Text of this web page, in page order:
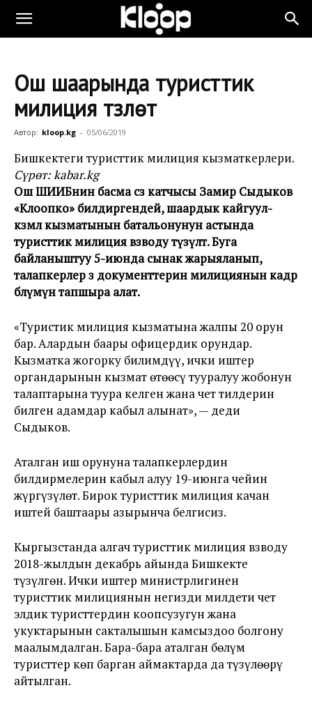
Ош шаарында туристтик
милиция түзүлөт
Автор: kloop.kg - 05/06/2019
Бишкектеги туристтик милиция кызматкерлери.
Сүрөт: kabar.kg
Ош ШИИБнин басма сөз катчысы Замир Сыдыков
«Клоопко» билдиргендей, шаардык кайгуул-
көзөмөл кызматынын батальонунун астында
туристтик милиция взводу түзүлөт. Буга
байланыштуу 5-июнда сынак жарыяланып,
талапкерлер өз документтерин милициянын кадр
бөлүмүнө тапшыра алат.
«Туристик милиция кызматына жалпы 20 орун
бар. Алардын баары офицердик орундар.
Кызматка жогорку билимдүү, ички иштер
органдарынын кызмат өтөөсү тууралуу жобонун
талаптарына туура келген жана чет тилдерин
билген адамдар кабыл алынат», — деди
Сыдыков.
Аталган иш орунуна талапкерлердин
билдирмелерин кабыл алуу 19-июнга чейин
жүргүзүлөт. Бирок туристтик милиция качан
иштей баштаары азырынча белгисиз.
Кыргызстанда алгач туристтик милиция взводу
2018-жылдын декабрь айында Бишкекте
түзүлгөн. Ички иштер министрлигинен
туристтик милициянын негизди милдети чет
элдик туристтердин коопсузугун жана
укуктарынын сакталышын камсыздоо болгону
маалымдалган. Бара-бара аталган бөлүм
туристтер көп барган аймактарда да түзүлөөрү
айтылган.